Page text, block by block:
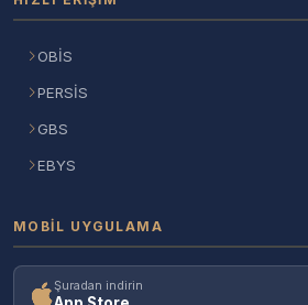
OBİS
PERSİS
GBS
EBYS
MOBIL UYGULAMA
Şuradan indirin